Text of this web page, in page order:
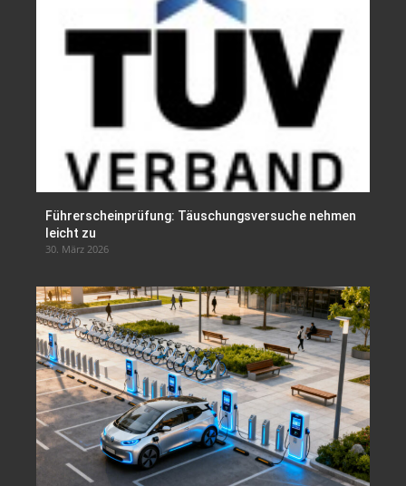
Führerscheinprüfung: Täuschungsversuche nehmen
leicht zu
30. März 2026